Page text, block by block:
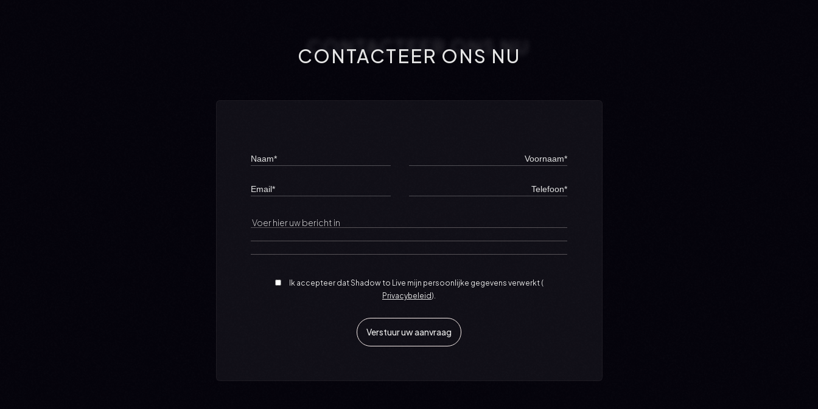
CONTACTEER ONS NU
Ik accepteer dat Shadow to Live mijn persoonlijke gegevens verwerkt (
Privacybeleid).
Verstuur uw aanvraag